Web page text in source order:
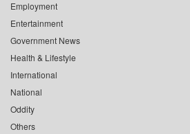
Employment
Entertainment
Government News
Health & Lifestyle
International
National
Oddity
Others